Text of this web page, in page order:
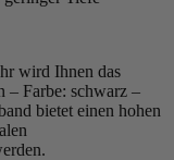
wird Ihnen das
– Farbe: schwarz –
bietet einen hohen